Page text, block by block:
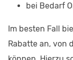
bei Bedarf
Im besten Fall
Rabatte an, von